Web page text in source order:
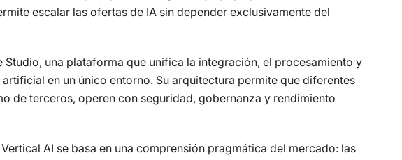
escalar las ofertas de IA sin depender exclusivamente del
Studio, una plataforma que unifica la integración, el procesamiento y
en un único entorno. Su arquitectura permite que diferentes
de terceros, operen con seguridad, gobernanza y rendimiento
AI se basa en una comprensión pragmática del mercado: las